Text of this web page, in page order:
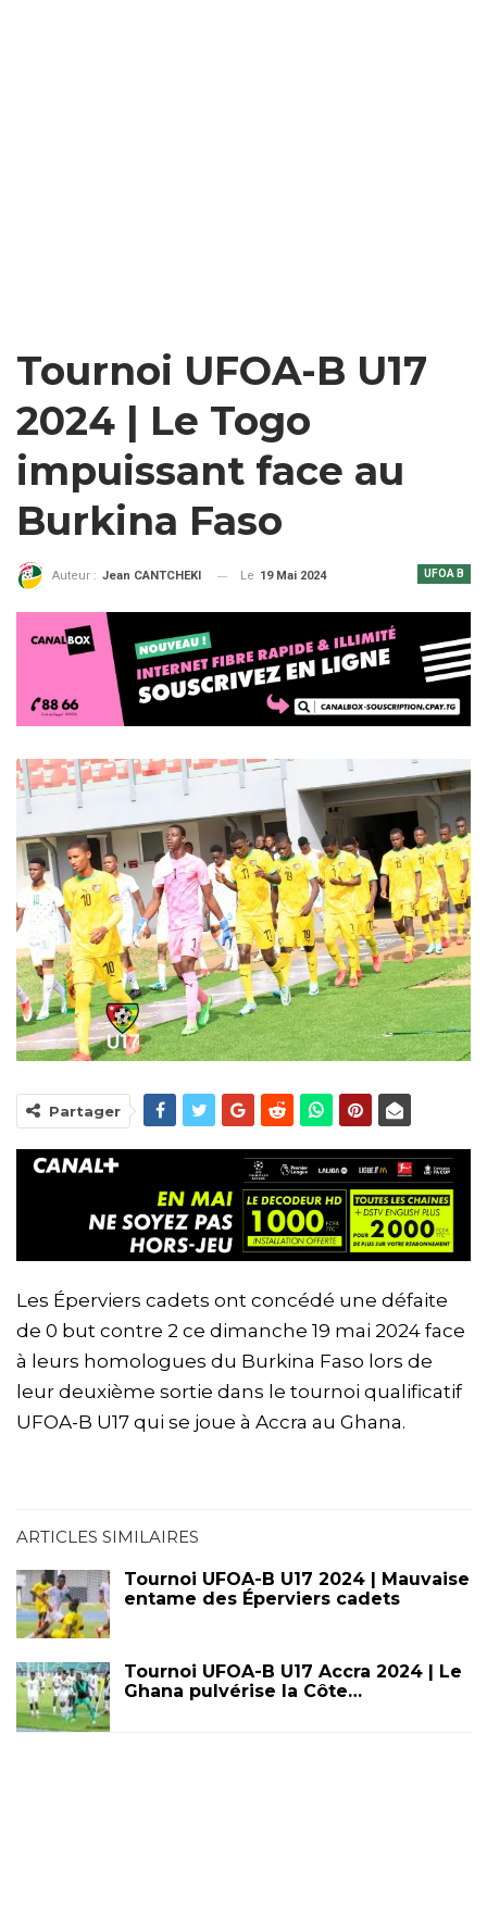
Tournoi UFOA-B U17
2024 | Le Togo
impuissant face au
Burkina Faso
UFOA B
Auteur : Jean CANTCHEKI Le 19 Mai 2024
Partager
Les Éperviers cadets ont concédé une défaite
de 0 but contre 2 ce dimanche 19 mai 2024 face
à leurs homologues du Burkina Faso lors de
leur deuxième sortie dans le tournoi qualificatif
UFOA-B U17 qui se joue à Accra au Ghana.
ARTICLES SIMILAIRES
Tournoi UFOA-B U17 2024 | Mauvaise
entame des Éperviers cadets
Tournoi UFOA-B U17 Accra 2024 | Le
Ghana pulvérise la Côte…